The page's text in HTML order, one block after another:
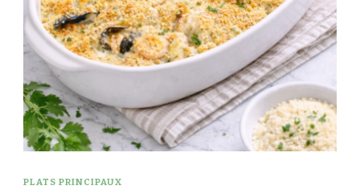
PLATS PRINCIPAUX